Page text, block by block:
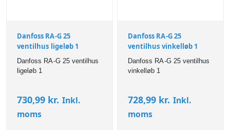
Danfoss RA-G 25
ventilhus ligeløb 1
Danfoss RA-G 25 ventilhus
ligeløb 1
730,99 kr. Inkl.
moms
Danfoss RA-G 25
ventilhus vinkelløb 1
Danfoss RA-G 25 ventilhus
vinkelløb 1
728,99 kr. Inkl.
moms